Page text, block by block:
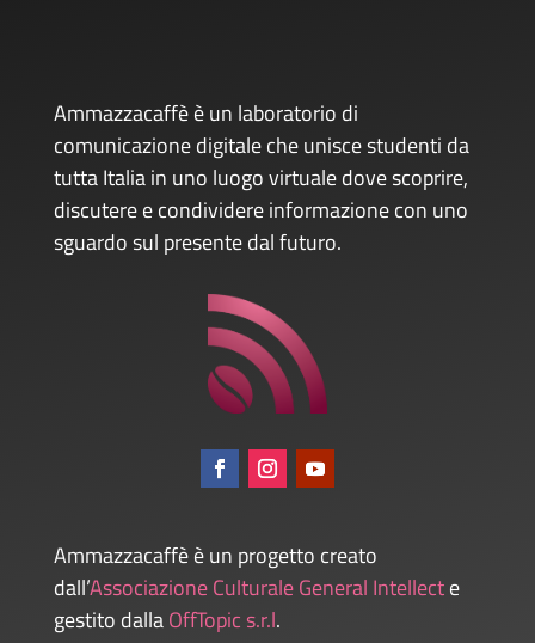
Ammazzacaffè è un laboratorio di
comunicazione digitale che unisce studenti da
tutta Italia in uno luogo virtuale dove scoprire,
discutere e condividere informazione con uno
sguardo sul presente dal futuro.
Ammazzacaffè è un progetto creato
dall’Associazione Culturale General Intellecte
gestito dallaOffTopic s.r.l.